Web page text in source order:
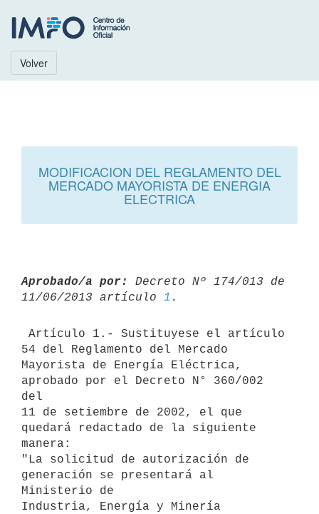
Volver
MODIFICACION DEL REGLAMENTO DEL
MERCADO MAYORISTA DE ENERGIA
ELECTRICA
Aprobado/a por:
Decreto Nº 174/013 de
11/06/2013 artículo 1
54 del Reglamento del Mercado
Mayorista de Energía Eléctrica,
aprobado por el Decreto N° 360/002
del
11 de setiembre de 2002, el que
quedará redactado de la siguiente
manera:
"La solicitud de autorización de
generación se presentará al
Ministerio de
Industria, Energía y Minería